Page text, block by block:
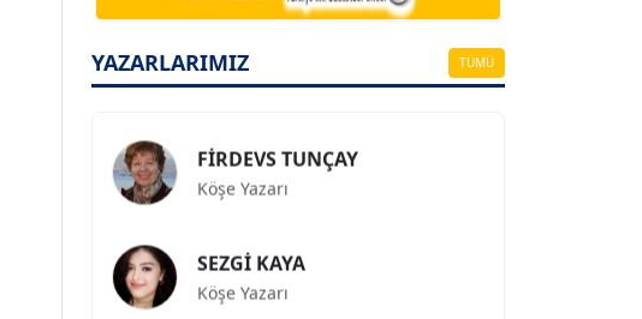
YAZARLARIMIZ TÜMÜ
ESAT ERÇETİNGÖZ
Köşe Yazarı
Köşe Yazarı
Köşe Yazarı